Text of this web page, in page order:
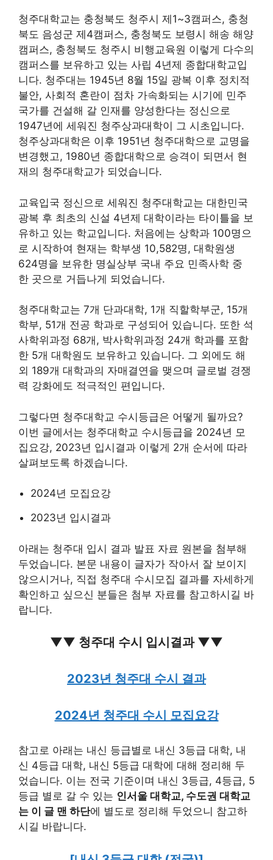
청주대학교는 충청북도 청주시 제1~3캠퍼스, 충청
북도 음성군 제4캠퍼스, 충청북도 보령시 해송 해양
캠퍼스, 충청북도 청주시 비행교육원 이렇게 다수의
캠퍼스를 보유하고 있는 사립 4년제 종합대학교입
니다. 청주대는 1945년 8월 15일 광복 이후 정치적
불안, 사회적 혼란이 점차 가속화되는 시기에 민주
국가를 건설해 갈 인재를 양성한다는 정신으로
1947년에 세워진 청주상과대학이 그 시초입니다.
청주상과대학은 이후 1951년 청주대학으로 교명을
변경했고, 1980년 종합대학으로 승격이 되면서 현
재의 청주대학교가 되었습니다.
교육입국 정신으로 세워진 청주대학교는 대한민국
광복 후 최초의 신설 4년제 대학이라는 타이틀을 보
유하고 있는 학교입니다. 처음에는 상학과 100명으
로 시작하여 현재는 학부생 10,582명, 대학원생
624명을 보유한 명실상부 국내 주요 민족사학 중
한 곳으로 거듭나게 되었습니다.
청주대학교는 7개 단과대학, 1개 직할학부군, 15개
학부, 51개 전공 학과로 구성되어 있습니다. 또한 석
사학위과정 68개, 박사학위과정 24개 학과를 포함
한 5개 대학원도 보유하고 있습니다. 그 외에도 해
외 189개 대학과의 자매결연을 맺으며 글로벌 경쟁
력 강화에도 적극적인 편입니다.
그렇다면 청주대학교 수시등급은 어떻게 될까요?
이번 글에서는 청주대학교 수시등급을 2024년 모
집요강, 2023년 입시결과 이렇게 2개 순서에 따라
살펴보도록 하겠습니다.
2024년 모집요강
2023년 입시결과
아래는 청주대 입시 결과 발표 자료 원본을 첨부해
두었습니다. 본문 내용이 글자가 작아서 잘 보이지
않으시거나, 직접 청주대 수시모집 결과를 자세하게
확인하고 싶으신 분들은 첨부 자료를 참고하시길 바
랍니다.
▼▼ 청주대 수시 입시결과 ▼▼
2023년 청주대 수시 결과
2024년 청주대 수시 모집요강
참고로 아래는 내신 등급별로 내신 3등급 대학, 내
신 4등급 대학, 내신 5등급 대학에 대해 정리해 두
었습니다. 이는 전국 기준이며 내신 3등급, 4등급, 5
등급 별로 갈 수 있는 인서울 대학교, 수도권 대학교
는 이 글 맨 하단에 별도로 정리해 두었으니 참고하
시길 바랍니다.